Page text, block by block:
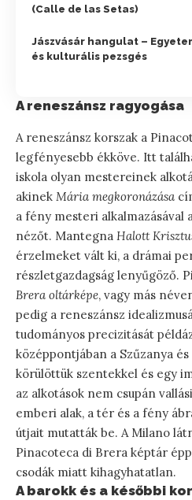
(Calle de las Setas)
Jászvásár hangulat –
és kulturális pezsgés
A reneszánsz ragyogása
A reneszánsz korszak a
legfényesebb ékköve. Itt
iskola olyan mestereinek
akinek Mária megkoronázása
a fény mesteri alkalmazásával
nézőt. Mantegna Halott
érzelmeket vált ki, a drámai
részletgazdagság lenyűgöző.
Brera oltárképe, vagy más
pedig a reneszánsz
tudományos precizitását
középpontjában a Szűzanya
körülöttük szentekkel és egy
az alkotások nem csupán
emberi alak, a tér és a fény
útjait mutatták be. A Milano
Pinacoteca di Brera képtár
csodák miatt kihagyhatatlan.
A barokk és a későbbi